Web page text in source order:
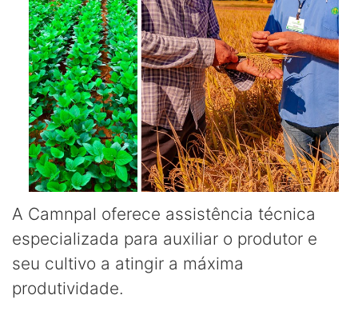
A Camnpal oferece assistência técnica
especializada para auxiliar o produtor e
seu cultivo a atingir a máxima
produtividade.